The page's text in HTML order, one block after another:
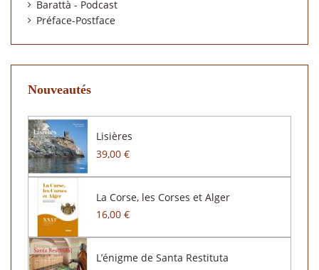
Barattà - Podcast
Préface-Postface
Nouveautés
Lisières
39,00 €
La Corse, les Corses et Alger
16,00 €
L’énigme de Santa Restituta